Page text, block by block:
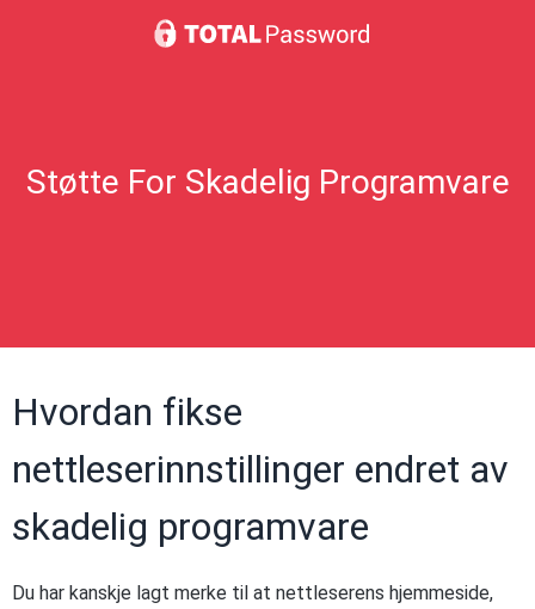
Støtte For Skadelig Programvare
Hvordan fikse
nettleserinnstillinger endret av
skadelig programvare
Du har kanskje lagt merke til at nettleserens hjemmeside,